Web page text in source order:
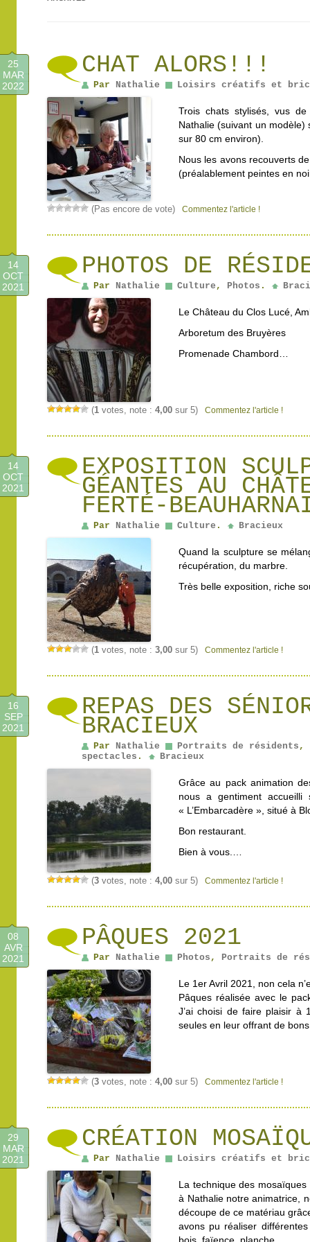
CHAT ALORS!!!
25
MAR
2022
Par Nathalie Loisirs créatifs et
Trois chats stylisés, vus
Nathalie (suivant un
sur 80 cm environ).
Nous les avons recouverts
(préalablement peintes en
(Pas encore de vote) Commentez l'article !
PHOTOS DE
14
OCT
2021
Par Nathalie Culture , Photos .
Le Château du Clos Lucé,
Arboretum des Bruyères
Promenade Chambord…
(1 votes, note : 4,00 sur 5) Commentez l'article !
EXPOSITION
GÉANTES AU
FERTÉ-
14
OCT
2021
Par Nathalie Culture . Bracieux
Quand la sculpture se
récupération, du marbre.
Très belle exposition, riche
(1 votes, note : 3,00 sur 5) Commentez l'article !
REPAS DES
BRACIEUX
16
SEP
2021
Par Nathalie Portraits de résidents ,
spectacles . Bracieux
Grâce au pack animation
nous a gentiment
« L’Embarcadère », situé à
Bon restaurant.
Bien à vous.…
(3 votes, note : 4,00 sur 5) Commentez l'article !
PÂQUES 2021
08
AVR
2021
Par Nathalie Photos , Portraits de
Le 1er Avril 2021, non cela
Pâques réalisée avec le
J’ai choisi de faire plaisir à
seules en leur offrant de
(3 votes, note : 4,00 sur 5) Commentez l'article !
CRÉATION
29
MAR
2021
Par Nathalie Loisirs créatifs et
La technique des
à Nathalie notre animatrice,
découpe de ce matériau
avons pu réaliser